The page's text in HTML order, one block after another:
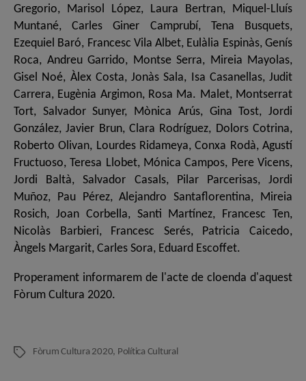
Gregorio, Marisol López, Laura Bertran, Miquel-Lluís
Muntané, Carles Giner Camprubí, Tena Busquets,
Ezequiel Baró, Francesc Vila Albet, Eulàlia Espinàs, Genís
Roca, Andreu Garrido, Montse Serra, Mireia Mayolas,
Gisel Noé, Àlex Costa, Jonàs Sala, Isa Casanellas, Judit
Carrera, Eugènia Argimon, Rosa Ma. Malet, Montserrat
Tort, Salvador Sunyer, Mònica Arús, Gina Tost, Jordi
González, Javier Brun, Clara Rodríguez, Dolors Cotrina,
Roberto Olivan, Lourdes Ridameya, Conxa Rodà, Agustí
Fructuoso, Teresa Llobet, Mónica Campos, Pere Vicens,
Jordi Baltà, Salvador Casals, Pilar Parcerisas, Jordi
Muñoz, Pau Pérez, Alejandro Santaflorentina, Mireia
Rosich, Joan Corbella, Santi Martínez, Francesc Ten,
Nicolàs Barbieri, Francesc Serés, Patricia Caicedo,
Àngels Margarit, Carles Sora, Eduard Escoffet.
Properament informarem de l'acte de cloenda d'aquest
Fòrum Cultura 2020.
EtiquetesFòrum Cultura 2020, Política Cultural